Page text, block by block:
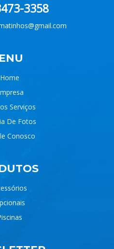
3358
Home
Serviços
De Fotos
Conosco